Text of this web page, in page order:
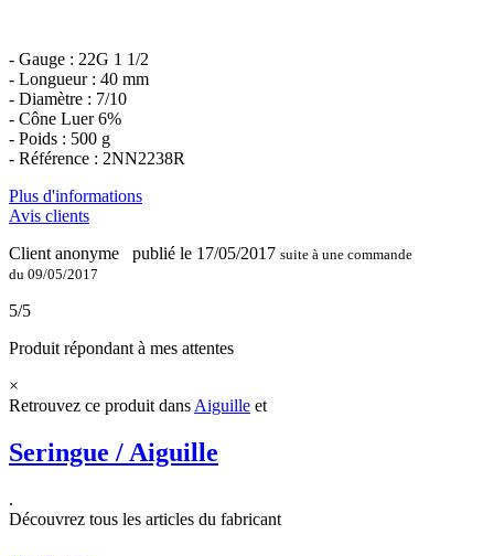
- Gauge : 22G 1 1/2
- Longueur : 40 mm
- Diamètre : 7/10
- Cône Luer 6%
- Poids : 500 g
- Référence : 2NN2238R
Plus d'informations
Avis clients
Client anonyme
publié le 17/05/2017 suite à une commande
du 09/05/2017
5/5
Produit répondant à mes attentes
×
Retrouvez ce produit dans Aiguille et
Seringue / Aiguille
.
Découvrez tous les articles du fabricant